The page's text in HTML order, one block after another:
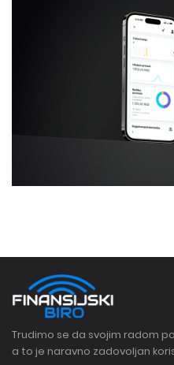
Trudimo se da svojim radom
a to je naravno zadovoljan